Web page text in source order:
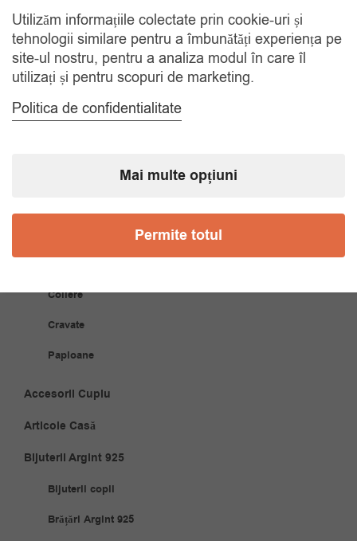
RETUR 30 ZILE
Gratuit, indiferent de motiv
COMANDA TELEFONIC
Tel. 0770420114
Coliere
Cravate
Papioane
Accesorii Cuplu
Articole Casă
Bijuterii Argint 925
Bijuterii copii
Brățări Argint 925
Utilizăm informațiile colectate prin cookie-uri și
tehnologii similare pentru a îmbunătăți experiența pe
site-ul nostru, pentru a analiza modul în care îl
utilizați și pentru scopuri de marketing.
Politica de confidentialitate
Mai multe opțiuni
Permite totul